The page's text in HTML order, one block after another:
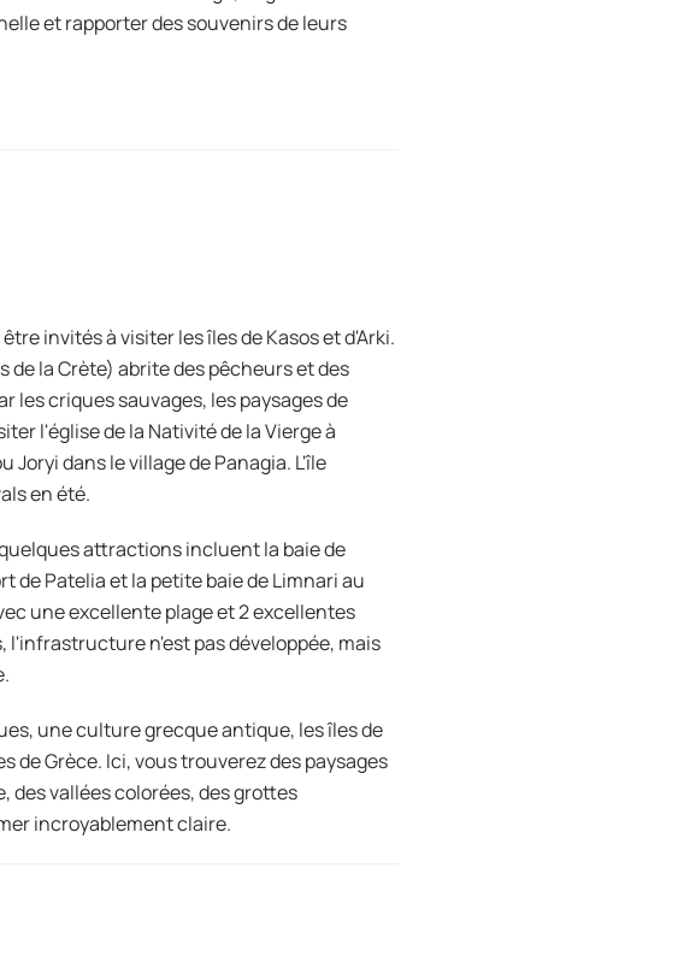
et rapporter des souvenirs de leurs
invités à visiter les îles de Kasos et d'Arki.
de la Crète) abrite des pêcheurs et des
criques sauvages, les paysages de
l'église de la Nativité de la Vierge à
Joryi dans le village de Panagia. L'île
en été.
attractions incluent la baie de
de Patelia et la petite baie de Limnari au
une excellente plage et 2 excellentes
l'infrastructure n'est pas développée, mais
une culture grecque antique, les îles de
de Grèce. Ici, vous trouverez des paysages
des vallées colorées, des grottes
incroyablement claire.